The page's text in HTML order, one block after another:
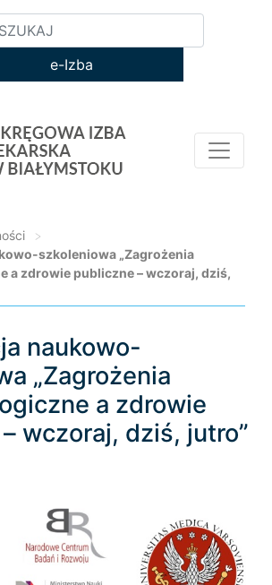
e-Izba
>
szkoleniowa „Zagrożenia
a zdrowie publiczne – wczoraj, dziś,
naukowo-
„Zagrożenia
a zdrowie
wczoraj, dziś, jutro”